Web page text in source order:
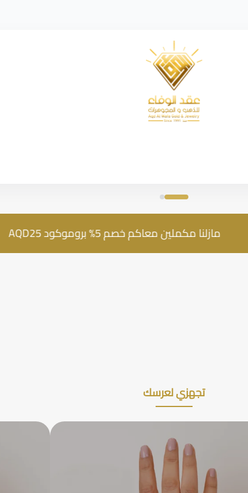
شركة عقد الوفاء للذهب
مازلنا مكملين معاكم خصم 5% بروموكود AQD25
تجهزي لعرسك